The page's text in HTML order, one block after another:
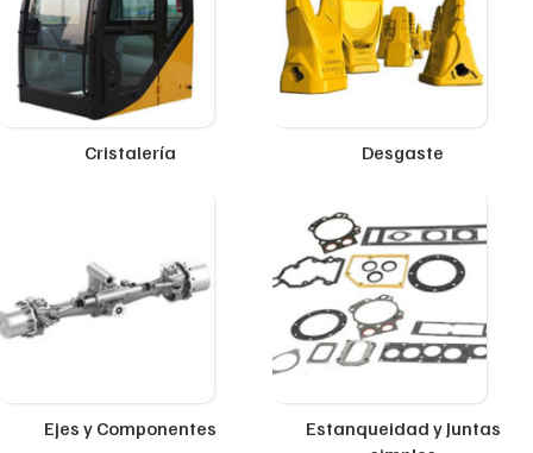
Cristalería Desgaste
Ejes y Componentes
Estanqueidad y Juntas